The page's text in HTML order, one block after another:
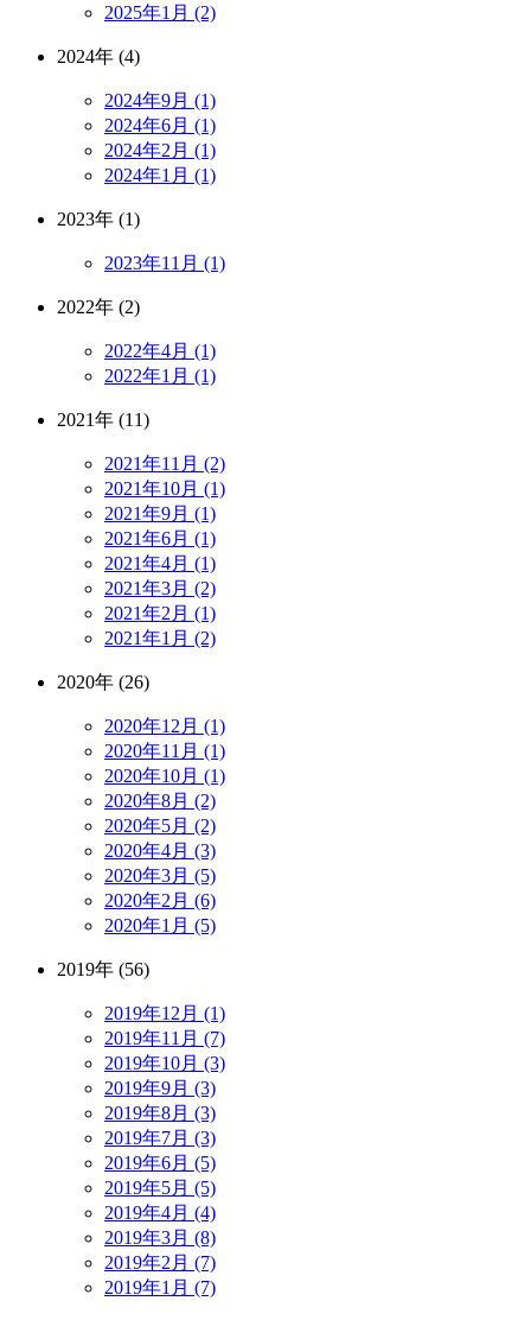
2025年1月 (2)
2024年 (4)
2024年9月 (1)
2024年6月 (1)
2024年2月 (1)
2024年1月 (1)
2023年 (1)
2023年11月 (1)
2022年 (2)
2022年4月 (1)
2022年1月 (1)
2021年 (11)
2021年11月 (2)
2021年10月 (1)
2021年9月 (1)
2021年6月 (1)
2021年4月 (1)
2021年3月 (2)
2021年2月 (1)
2021年1月 (2)
2020年 (26)
2020年12月 (1)
2020年11月 (1)
2020年10月 (1)
2020年8月 (2)
2020年5月 (2)
2020年4月 (3)
2020年3月 (5)
2020年2月 (6)
2020年1月 (5)
2019年 (56)
2019年12月 (1)
2019年11月 (7)
2019年10月 (3)
2019年9月 (3)
2019年8月 (3)
2019年7月 (3)
2019年6月 (5)
2019年5月 (5)
2019年4月 (4)
2019年3月 (8)
2019年2月 (7)
2019年1月 (7)